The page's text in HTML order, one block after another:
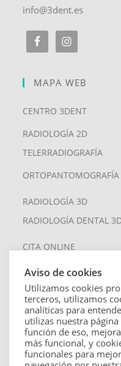
info@3dent.es
MAPA WEB
CENTRO 3DENT
RADIOLOGÍA 2D
TELERRADIOGRAFÍA
ORTOPANTOMOGRAFÍA
RADIOLOGÍA 3D
RADIOLOGÍA DENTAL
CITA ONLINE
SERVICIOS
UBICACIÓN Y
BLOG
ASPECTOS
Aviso de cookies
Utilizamos cookies
terceros, utilizamos
analíticas para
utilizas nuestra página
función de eso,
más funcional, y
funcionales para